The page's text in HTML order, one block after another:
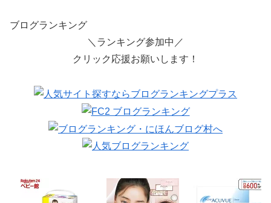
ブログランキング
＼ランキング参加中／
クリック応援お願いします！